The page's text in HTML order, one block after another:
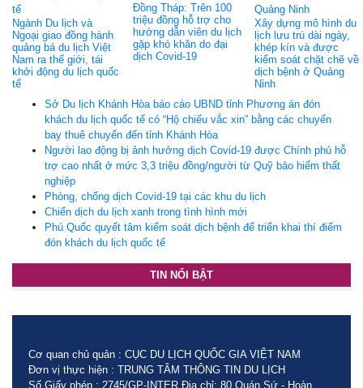
Ngành Du lịch và
Ngoại giao đồng hành
quảng bá du lịch Việt
Nam ra thế giới, tái
khởi động du lịch quốc
tế
Đồng Tháp: Trên 100
triệu đồng hỗ trợ cho
hướng dẫn viên du lịch
gặp khó khăn do đại
dịch Covid-19
Xây dựng mô hình du
lịch lưu trú dài ngày,
khép kín và được
kiểm soát chặt chẽ về
dịch bệnh ở Quảng
Ninh
Sở Du lịch Khánh Hòa báo cáo UBND tỉnh Phương án đón
khách du lịch quốc tế có “Hộ chiếu vắc xin” bằng các chuyến
bay thuê chuyến đến tỉnh Khánh Hòa
Người lao động bị ảnh hưởng dịch Covid-19 được Chính phủ hỗ
trợ cao nhất ở mức 3,3 triệu đồng/người từ Quỹ bảo hiểm thất
nghiệp
Phòng, chống dịch Covid-19 tại các khu du lịch
Chiến dịch du lịch xanh trong tình hình mới
Phú Quốc quyết tâm kiểm soát dịch bệnh để triển khai thí điểm
đón khách du lịch quốc tế
TIN NỔI BẬT
Cơ quan chủ quản : CỤC DU LỊCH QUỐC GIA VIỆT NAM
Đơn vị thực hiện : TRUNG TÂM THÔNG TIN DU LỊCH
Số Giấy phép : 2745/GP-INTER Địa chỉ: 80 Quán Sứ - Hoàn